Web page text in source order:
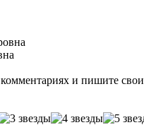
и пишите свои